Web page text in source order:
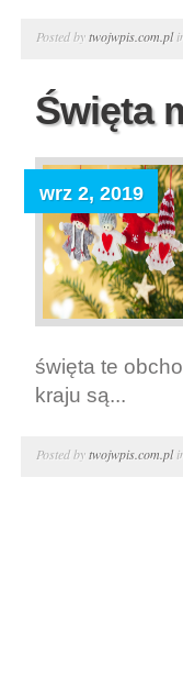
Posted bytwojwpis.com.pl
Święta
wrz 2, 2019
święta te
kraju są...
Posted bytwojwpis.com.pl